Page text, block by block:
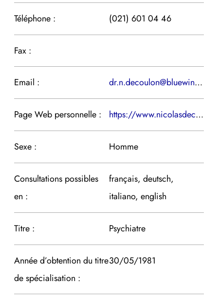
Téléphone : (021) 601 04 46
Fax :
Email : dr.n.decoulon@bluewin.ch
Page Web personnelle : https://www.nicolasdecoulon.ch/
Sexe : Homme
Consultations possibles
en :
français, deutsch,
italiano, english
Titre : Psychiatre
Année d’obtention du titre
de spécialisation :
30/05/1981